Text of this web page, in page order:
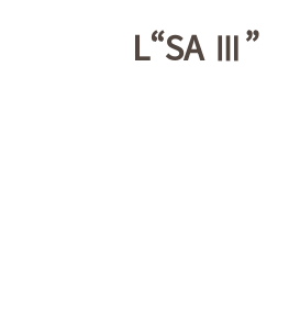
L“SA Ⅲ”